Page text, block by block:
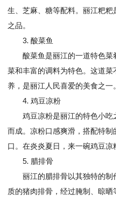
生、芝麻、糖等配料。丽江粑
之品。
3. 酸菜鱼
酸菜鱼是丽江的一道特色菜
菜和丰富的调料为特色。这道
养，是丽江人民喜爱的美食之一。
4. 鸡豆凉粉
鸡豆凉粉是丽江的特色小吃
而成。凉粉口感爽滑，搭配特
口。在炎炎夏日，来一碗鸡豆凉
5. 腊排骨
丽江的腊排骨以其独特的制
质的猪肉排骨，经过腌制、晾